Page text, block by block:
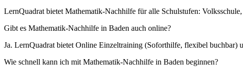
LernQuadrat bietet Mathematik-Nachhilfe für alle Schulstufen:
Gibt es Mathematik-Nachhilfe in Baden auch online?
Ja. LernQuadrat bietet Online Einzeltraining (Soforthilfe, flexibel
Wie schnell kann ich mit Mathematik-Nachhilfe in Baden beginnen?